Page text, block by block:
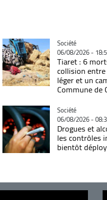
Catégorie
Société
06/08/2026 -
Tiaret : 6
collision
léger et un
Commune de
Catégorie
Société
06/08/2026 -
Drogues et
les contrôles
bientôt